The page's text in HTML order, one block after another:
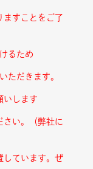
ますことをご了
るため
ただきます。
いします
い。
（弊社に
ています。 ぜ